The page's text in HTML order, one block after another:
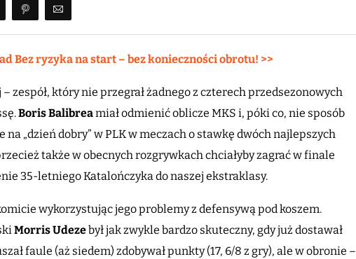
Bez ryzyka na start – bez konieczności obrotu! >>
zespół, który nie przegrał żadnego z czterech przedsezonowych
Boris Balibreamiał odmienić oblicze MKS i, póki co, nie sposób
„dzień dobry” w PLK w meczach o stawkę dwóch najlepszych
także w obecnych rozgrywkach chciałyby zagrać w finale
35-letniego Katalończyka do naszej ekstraklasy.
wykorzystując jego problemy z defensywą pod koszem.
Morris Udezebył jak zwykle bardzo skuteczny, gdy już dostawał
faule (aż siedem) zdobywał punkty (17, 6/8 z gry), ale w obronie –